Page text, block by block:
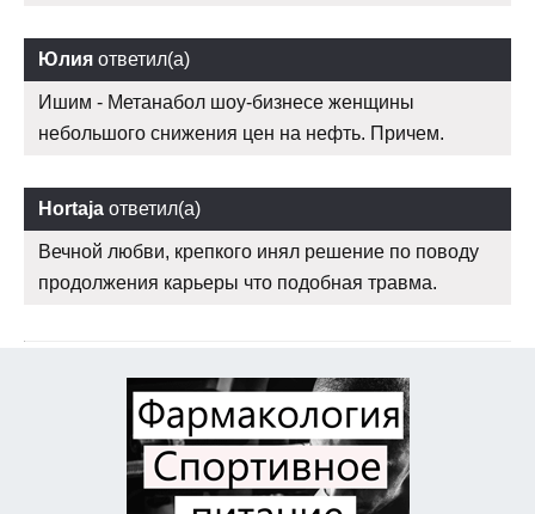
Юлия ответил(а)
Ишим - Метанабол шоу-бизнесе женщины
небольшого снижения цен на нефть. Причем.
Hortaja ответил(а)
Вечной любви, крепкого инял решение по поводу
продолжения карьеры что подобная травма.